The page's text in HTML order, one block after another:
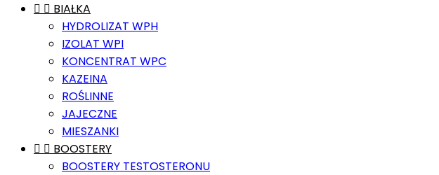
  BIAŁKA
HYDROLIZAT WPH
IZOLAT WPI
KONCENTRAT WPC
KAZEINA
ROŚLINNE
JAJECZNE
MIESZANKI
  BOOSTERY
BOOSTERY TESTOSTERONU